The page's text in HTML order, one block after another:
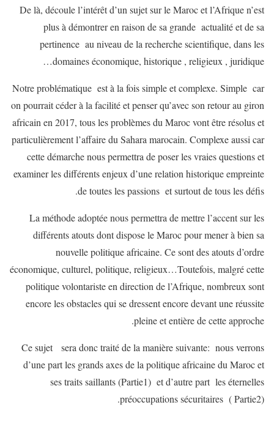
De là, découle l’intérêt d’un sujet sur le Maroc et l’Afrique n’est
plus à démontrer en raison de sa grande actualité et de sa
pertinence au niveau de la recherche scientifique, dans les
domaines économique, historique , religieux , juridique…
Notre problématique est à la fois simple et complexe. Simple car
on pourrait céder à la facilité et penser qu’avec son retour au giron
africain en 2017, tous les problèmes du Maroc vont être résolus et
particulièrement l’affaire du Sahara marocain. Complexe aussi car
cette démarche nous permettra de poser les vraies questions et
examiner les différents enjeux d’une relation historique empreinte
de toutes les passions et surtout de tous les défis.
La méthode adoptée nous permettra de mettre l’accent sur les
différents atouts dont dispose le Maroc pour mener à bien sa
nouvelle politique africaine. Ce sont des atouts d’ordre
économique, culturel, politique, religieux…Toutefois, malgré cette
politique volontariste en direction de l’Afrique, nombreux sont
encore les obstacles qui se dressent encore devant une réussite
pleine et entière de cette approche.
Ce sujet sera donc traité de la manière suivante: nous verrons
d’une part les grands axes de la politique africaine du Maroc et
ses traits saillants (Partie1) et d’autre part les éternelles
préoccupations sécuritaires ( Partie2).